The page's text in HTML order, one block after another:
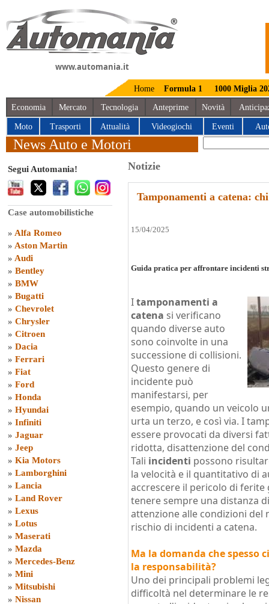
www.automania.it
Home Formula 1 1000 Miglia
Economia Mercato Tecnologia Anteprime Novità
Moto Trasporti Attualità Videogiochi Eventi
News Auto e Motori
Segui Automania!
Case automobilistiche
» Alfa Romeo
» Aston Martin
» Audi
» Bentley
» BMW
» Bugatti
» Chevrolet
» Chrysler
» Citroen
» Dacia
» Ferrari
» Fiat
» Ford
» Honda
» Hyundai
» Infiniti
» Jaguar
» Jeep
» Kia Motors
» Lamborghini
» Lancia
» Land Rover
» Lexus
» Lotus
» Maserati
» Mazda
» Mercedes-Benz
» Mini
» Mitsubishi
» Nissan
Notizie
Tamponamenti a catena:
15/04/2025
Guida pratica per affrontare incidenti
Itamponamenti a
catena si verificano
quando diverse auto
sono coinvolte in una
successione di collisioni.
Questo genere di
incidente può
manifestarsi, per
esempio, quando un veicolo
urta un terzo, e così via. I
essere provocati da diversi
ridotta, disattenzione del
Tali incidenti possono
la velocità e il quantitativo di
accrescere il pericolo di
tenere sempre una distanza
attenzione alle condizioni
rischio di incidenti a catena.
Ma la domanda che spesso
la responsabilità?
Uno dei principali problemi
difficoltà nel determinare le